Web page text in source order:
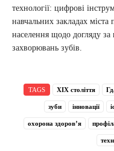
технології: цифрові
навчальних закладах міста
населення щодо догляду
захворювань зубів.
TAGS XIX століття
зуби інновації
охорона здоров’я